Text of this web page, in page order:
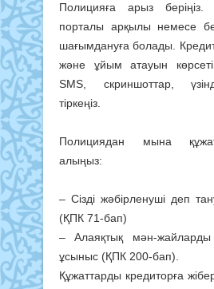
Полицияға арыз
порталы арқылы немесе
шағымдануға болады.
және ұйым атауын
SMS, скриншоттар,
тіркеңіз.
Полициядан мына
алыңыз:
– Сізді жәбірленуші деп
(ҚПК 71-бап)
– Алаяқтық мән-жайларды
ұсыныс (ҚПК 200-бап).
Құжаттарды кредиторға